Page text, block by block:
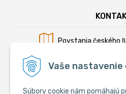
Vaše nastavenie
Súbory cookie nám pomáhajú
Povstania českého
Mobil:+421
E-mail: